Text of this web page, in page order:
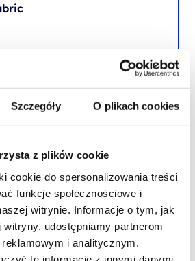
Szczegóły O plikach cookies
z plików cookie
cookie do spersonalizowania treści
funkcje społecznościowe i
witrynie. Informacje o tym, jak
udostępniamy partnerom
i analitycznym.
PROMOCJA
PROMOCJA